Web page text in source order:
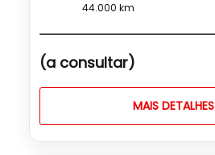
44.000 km
(a consultar)
MAIS DETALHES